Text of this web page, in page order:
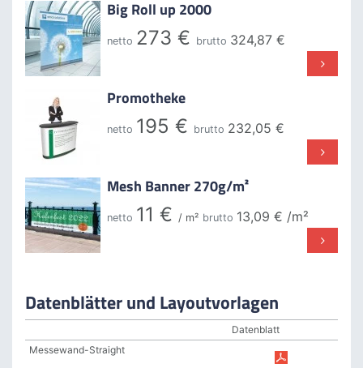
Big Roll up 2000
netto 273 € brutto 324,87 €
Promotheke
netto 195 € brutto 232,05 €
Mesh Banner 270g/m²
netto 11 € / m² brutto 13,09 € /m²
Datenblätter und Layoutvorlagen
Datenblatt
Messewand-Straight
PDF